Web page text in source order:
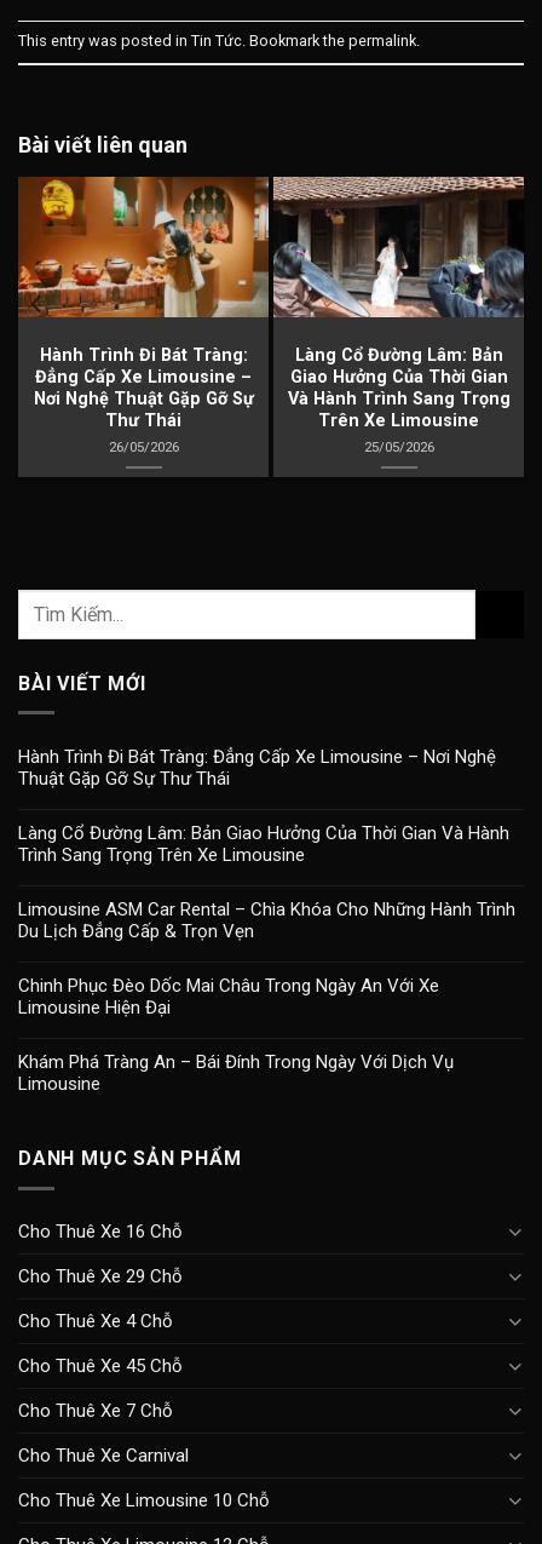
This entry was posted in Tin Tức. Bookmark the permalink.
Bài viết liên quan
Hành Trình Đi Bát Tràng:
Đẳng Cấp Xe Limousine –
Nơi Nghệ Thuật Gặp Gỡ Sự
Thư Thái
26/05/2026
Làng Cổ Đường Lâm: Bản
Giao Hưởng Của Thời Gian
Và Hành Trình Sang Trọng
Trên Xe Limousine
25/05/2026
BÀI VIẾT MỚI
Hành Trình Đi Bát Tràng: Đẳng Cấp Xe Limousine – Nơi Nghệ
Thuật Gặp Gỡ Sự Thư Thái
Làng Cổ Đường Lâm: Bản Giao Hưởng Của Thời Gian Và Hành
Trình Sang Trọng Trên Xe Limousine
Limousine ASM Car Rental – Chìa Khóa Cho Những Hành Trình
Du Lịch Đẳng Cấp & Trọn Vẹn
Chinh Phục Đèo Dốc Mai Châu Trong Ngày An Với Xe
Limousine Hiện Đại
Khám Phá Tràng An – Bái Đính Trong Ngày Với Dịch Vụ
Limousine
DANH MỤC SẢN PHẨM
Cho Thuê Xe 16 Chỗ
Cho Thuê Xe 29 Chỗ
Cho Thuê Xe 4 Chỗ
Cho Thuê Xe 45 Chỗ
Cho Thuê Xe 7 Chỗ
Cho Thuê Xe Carnival
Cho Thuê Xe Limousine 10 Chỗ